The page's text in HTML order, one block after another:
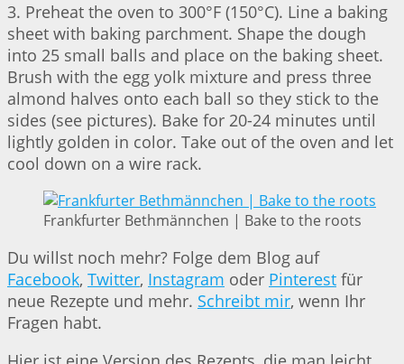
3. Preheat the oven to 300°F (150°C). Line a baking
sheet with baking parchment. Shape the dough
into 25 small balls and place on the baking sheet.
Brush with the egg yolk mixture and press three
almond halves onto each ball so they stick to the
sides (see pictures). Bake for 20-24 minutes until
lightly golden in color. Take out of the oven and let
cool down on a wire rack.
Frankfurter Bethmännchen | Bake to the roots
Du willst noch mehr? Folge dem Blog auf
Facebook, Twitter, Instagram oder Pinterest für
neue Rezepte und mehr. Schreibt mir, wenn Ihr
Fragen habt.